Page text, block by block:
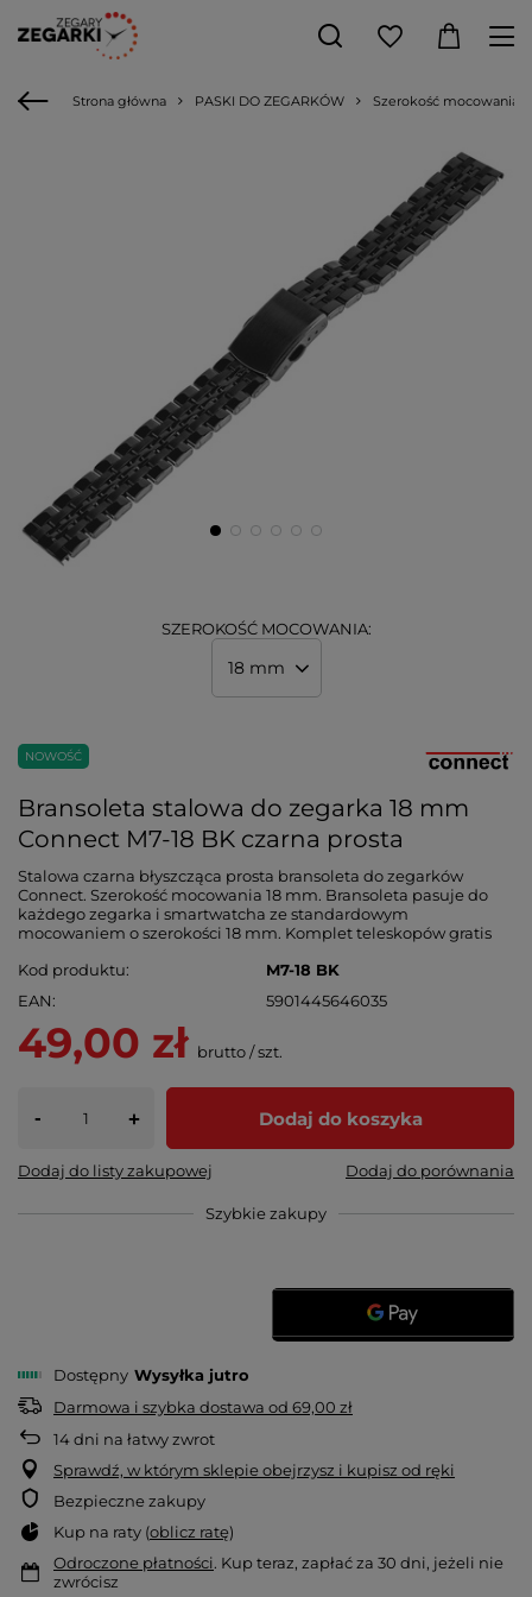
Strona główna PASKI DO ZEGARKÓW Szerokość mocowania
SZEROKOŚĆ MOCOWANIA:
18 mm
NOWOŚĆ
Bransoleta stalowa do zegarka 18 mm
Connect M7-18 BK czarna prosta
Stalowa czarna błyszcząca prosta bransoleta do zegarków
Connect. Szerokość mocowania 18 mm. Bransoleta pasuje do
każdego zegarka i smartwatcha ze standardowym
mocowaniem o szerokości 18 mm. Komplet teleskopów gratis
Kod produktu
M7-18 BK
EAN
5901445646035
49,00 zł brutto/szt.
- + Dodaj do koszyka
Dodaj do listy zakupowej Dodaj do porównania
Szybkie zakupy
Dostępny Wysyłka jutro
Darmowa i szybka dostawa od 69,00 zł
14dni na łatwy zwrot
Sprawdź, w którym sklepie obejrzysz i kupisz od ręki
Bezpieczne zakupy
Kup na raty (oblicz ratę)
Odroczone płatności. Kup teraz, zapłać za 30 dni, jeżeli nie
zwrócisz